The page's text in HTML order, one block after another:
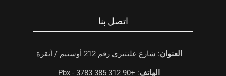
اتصل بنا
العنوان: شارع علنتيري رقم 212 أوستيم / أنقرة
الهاتف: +90 312 385 3783 - Pbx